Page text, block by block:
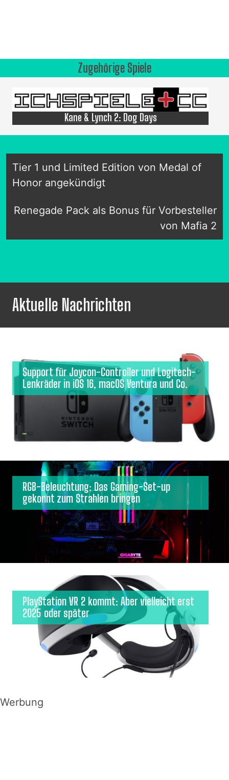
Zugehörige Spiele
Kane & Lynch 2: Dog Days
Tier 1 und Limited Edition von Medal of
Honor angekündigt
Renegade Pack als Bonus für Vorbesteller
von Mafia 2
Aktuelle Nachrichten
Support für Joycon-Controller und Logitech-
Lenkräder in iOS 16, macOS Ventura und Co.
RGB-Beleuchtung: Das Gaming-Set-up
gekonnt zum Strahlen bringen
PlayStation VR 2 kommt: Aber vielleicht erst
2025 oder später
Werbung